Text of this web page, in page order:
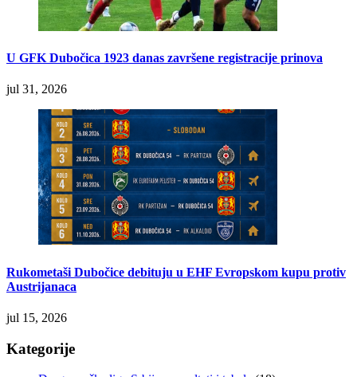
U GFK Dubočica 1923 danas završene registracije prinova
jul 31, 2026
Rukometaši Dubočice debituju u EHF Evropskom kupu protiv
Austrijanaca
jul 15, 2026
Kategorije